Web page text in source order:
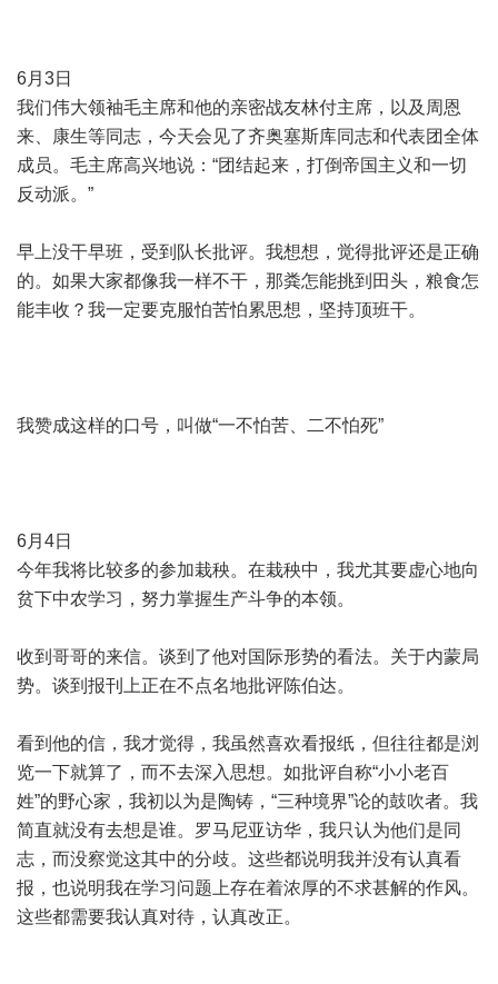
6月3日
我们伟大领袖毛主席和他的亲密战友林付主席，以及周恩
来、康生等同志，今天会见了齐奥塞斯库同志和代表团全体
成员。毛主席高兴地说：“团结起来，打倒帝国主义和一切
反动派。”
早上没干早班，受到队长批评。我想想，觉得批评还是正确
的。如果大家都像我一样不干，那粪怎能挑到田头，粮食怎
能丰收？我一定要克服怕苦怕累思想，坚持顶班干。
我赞成这样的口号，叫做“一不怕苦、二不怕死”
6月4日
今年我将比较多的参加栽秧。在栽秧中，我尤其要虚心地向
贫下中农学习，努力掌握生产斗争的本领。
收到哥哥的来信。谈到了他对国际形势的看法。关于内蒙局
势。谈到报刊上正在不点名地批评陈伯达。
看到他的信，我才觉得，我虽然喜欢看报纸，但往往都是浏
览一下就算了，而不去深入思想。如批评自称“小小老百
姓”的野心家，我初以为是陶铸，“三种境界”论的鼓吹者。我
简直就没有去想是谁。罗马尼亚访华，我只认为他们是同
志，而没察觉这其中的分歧。这些都说明我并没有认真看
报，也说明我在学习问题上存在着浓厚的不求甚解的作风。
这些都需要我认真对待，认真改正。